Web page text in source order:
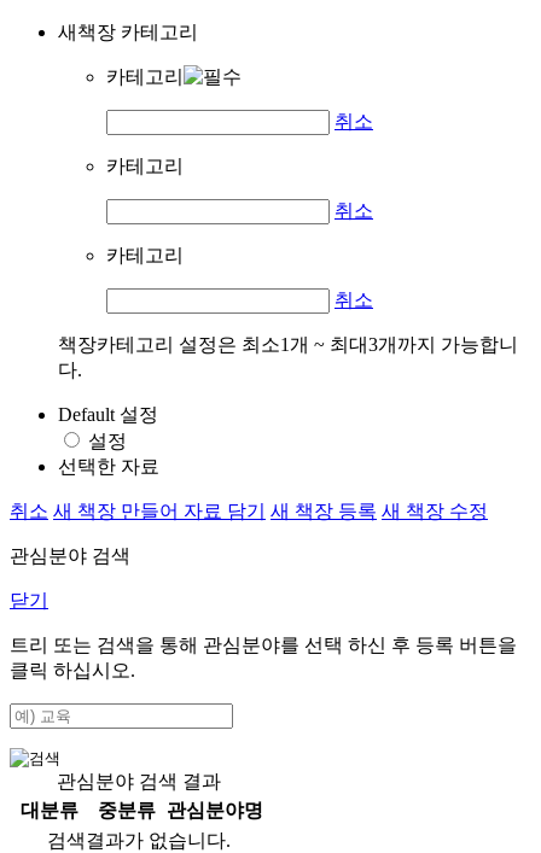
새책장 카테고리
카테고리
취소
카테고리
취소
카테고리
취소
책장카테고리 설정은 최소1개 ~ 최대3개까지 가능합니
다.
Default 설정
설정
선택한 자료
취소 새 책장 만들어 자료 담기 새 책장 등록 새 책장 수정
관심분야 검색
닫기
트리 또는 검색을 통해 관심분야를 선택 하신 후 등록 버튼을
클릭 하십시오.
관심분야 검색 결과
대분류
중분류
관심분야명
검색결과가 없습니다.